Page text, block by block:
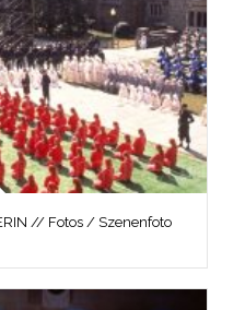
// Fotos / Szenenfoto